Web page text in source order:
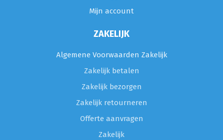
Mijn account
ZAKELIJK
Algemene Voorwaarden Zakelijk
Zakelijk betalen
Zakelijk bezorgen
Zakelijk retourneren
Offerte aanvragen
Zakelijk